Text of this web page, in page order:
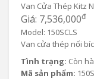
Van Cửa Thép Kitz
Giá: 7,536,000đ
Model: 150SCLS
Van cửa thép nối
Tình trạng: Còn
Mã sản phẩm: